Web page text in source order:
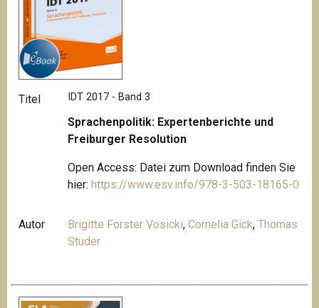
Titel IDT 2017 - Band 3
Sprachenpolitik: Expertenberichte und
Freiburger Resolution
Open Access: Datei zum Download finden Sie
hier: https://www.esv.info/978-3-503-18165-0
Autor Brigitte Forster Vosicki,Cornelia Gick,Thomas
Studer